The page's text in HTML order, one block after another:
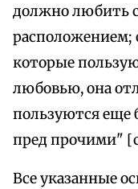
должно любить
расположением;
которые
любовью, она
пользуются
пред прочими"
Все указанные